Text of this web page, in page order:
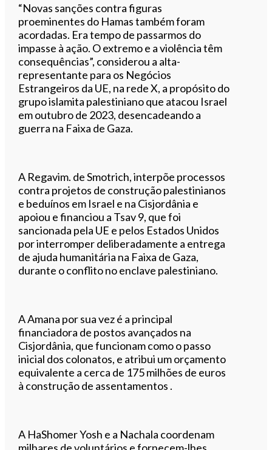
“Novas sanções contra figuras
proeminentes do Hamas também foram
acordadas. Era tempo de passarmos do
impasse à ação. O extremo e a violência têm
consequências”, considerou a alta-
representante para os Negócios
Estrangeiros da UE, na rede X, a propósito do
grupo islamita palestiniano que atacou Israel
em outubro de 2023, desencadeando a
guerra na Faixa de Gaza.
A Regavim. de Smotrich, interpõe processos
contra projetos de construção palestinianos
e beduínos em Israel e na Cisjordânia e
apoiou e financiou a Tsav 9, que foi
sancionada pela UE e pelos Estados Unidos
por interromper deliberadamente a entrega
de ajuda humanitária na Faixa de Gaza,
durante o conflito no enclave palestiniano.
A Amana por sua vez é a principal
financiadora de postos avançados na
Cisjordânia, que funcionam como o passo
inicial dos colonatos, e atribui um orçamento
equivalente a cerca de 175 milhões de euros
à construção de assentamentos .
A HaShomer Yosh e a Nachala coordenam